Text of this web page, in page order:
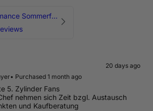
HPerformance Sommerfest 2026
20 days ago
• Purchased 1 month ago
5. Zylinder Fans
nehmen sich Zeit bzgl. Austausch
und Kaufberatung